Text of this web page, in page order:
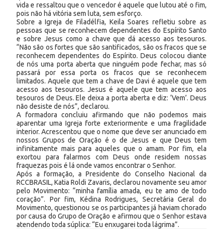
vida e ressaltou que o vencedor é aquele que lutou até o fim,
pois não há vitória sem luta, sem esforço.
Sobre a Igreja de Filadélfia, Keila Soares refletiu sobre as
pessoas que se reconhecem dependentes do Espírito Santo
e sobre Jesus como a chave que dá acesso aos tesouros.
“Não são os fortes que são santificados, são os fracos que se
reconhecem dependentes do Espírito. Deus colocou diante
de nós uma porta aberta que ninguém pode fechar, mas só
passará por essa porta os fracos que se reconhecem
limitados. Aquele que tem a chave de Davi é aquele que tem
acesso aos tesouros. Jesus é aquele que tem acesso aos
tesouros de Deus. Ele deixa a porta aberta e diz: ‘Vem’. Deus
não desiste de nós”, declarou.
A formadora concluiu afirmando que não podemos mais
aparentar uma Igreja forte exteriormente e uma fragilidade
interior. Acrescentou que o nome que deve ser anunciado em
nossos Grupos de Oração é o de Jesus e que Deus tem
infinitamente mais para aqueles que o amam. Por fim, ela
exortou para falarmos com Deus onde residem nossas
fraquezas pois é lá onde vamos encontrar o Senhor.
Após a formação, a Presidente do Conselho Nacional da
RCCBRASIL, Katia Roldi Zavaris, declarou novamente seu amor
pelo Movimento: “minha família amada, eu te amo de todo
coração”. Por fim, Kédina Rodrigues, Secretária Geral do
Movimento, questionou se os participantes já haviam chorado
por causa do Grupo de Oração e afirmou que o Senhor estava
atendendo toda súplica: “Eu enxugarei toda lágrima”.